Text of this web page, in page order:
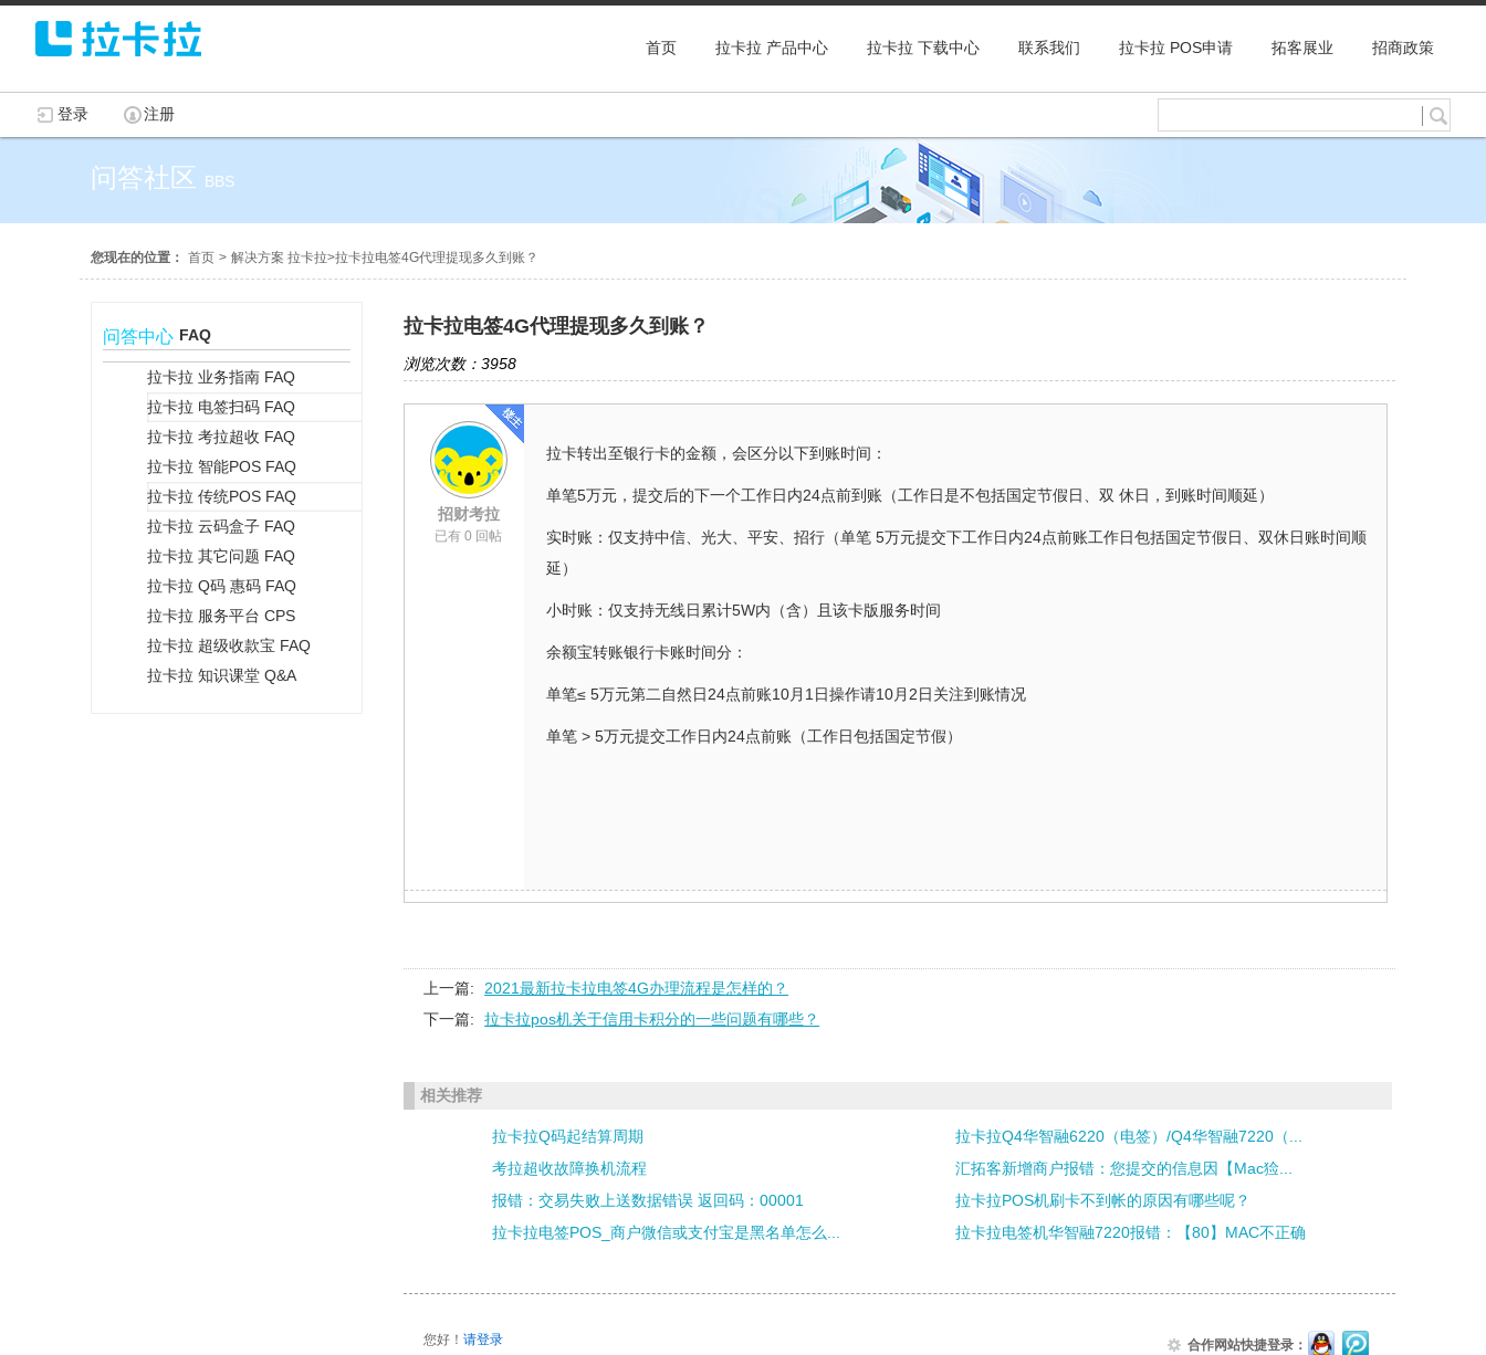
首页 拉卡拉 产品中心 拉卡拉 下载中心 联系我们 拉卡拉 POS申请 拓客展业 招商政策
登录 注册
问答社区 BBS
您现在的位置： 首页 > 解决方案 拉卡拉>拉卡拉电签4G代理提现多久到账？
问答中心 FAQ
拉卡拉 业务指南 FAQ
拉卡拉 电签扫码 FAQ
拉卡拉 考拉超收 FAQ
拉卡拉 智能POS FAQ
拉卡拉 传统POS FAQ
拉卡拉 云码盒子 FAQ
拉卡拉 其它问题 FAQ
拉卡拉 Q码 惠码 FAQ
拉卡拉 服务平台 CPS
拉卡拉 超级收款宝 FAQ
拉卡拉 知识课堂 Q&A
拉卡拉电签4G代理提现多久到账？
浏览次数：3958
招财考拉
已有 0 回帖
拉卡转出至银行卡的金额，会区分以下到账时间：
单笔5万元，提交后的下一个工作日内24点前到账（工作日是不包括国定节假日、双 休日，到账时间顺延）
实时账：仅支持中信、光大、平安、招行（单笔 5万元提交下工作日内24点前账工作日包括国定节假日、双休日账时间顺
延）
小时账：仅支持无线日累计5W内（含）且该卡版服务时间
余额宝转账银行卡账时间分：
单笔≤ 5万元第二自然日24点前账10月1日操作请10月2日关注到账情况
单笔 > 5万元提交工作日内24点前账（工作日包括国定节假）
上一篇:
2021最新拉卡拉电签4G办理流程是怎样的？
下一篇:
拉卡拉pos机关于信用卡积分的一些问题有哪些？
相关推荐
拉卡拉Q码起结算周期
拉卡拉Q4华智融6220（电签）/Q4华智融7220（...
考拉超收故障换机流程
汇拓客新增商户报错：您提交的信息因【Mac猃...
报错：交易失败上送数据错误 返回码：00001
拉卡拉POS机刷卡不到帐的原因有哪些呢？
拉卡拉电签POS_商户微信或支付宝是黑名单怎么...
拉卡拉电签机华智融7220报错：【80】MAC不正确
您好！请登录 合作网站快捷登录：